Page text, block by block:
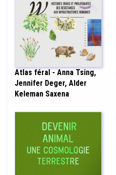
Atlas féral - Anna Tsing,
Jennifer Deger, Alder
Keleman Saxena